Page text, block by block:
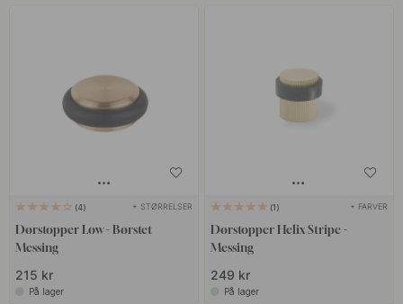
4 + STØRRELSER
Dørstopper Low - Børstet
Messing
215 kr
På lager
1 + FARVER
Dørstopper Helix Stripe -
Messing
249 kr
På lager